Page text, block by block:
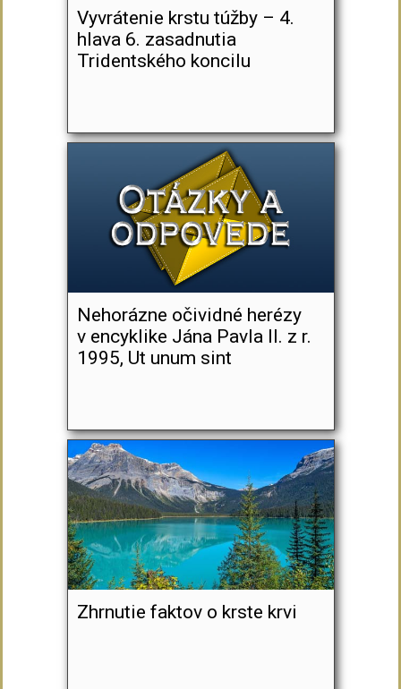
Vyvrátenie krstu túžby – 4.
hlava 6. zasadnutia
Tridentského koncilu
Nehorázne očividné herézy
v encyklike Jána Pavla II. z r.
1995, Ut unum sint
Zhrnutie faktov o krste krvi